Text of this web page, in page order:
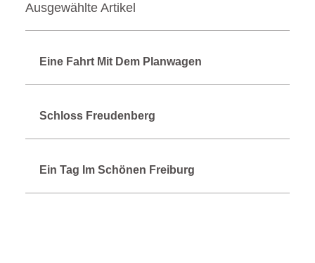
Ausgewählte Artikel
Eine Fahrt Mit Dem Planwagen
Schloss Freudenberg
Ein Tag Im Schönen Freiburg